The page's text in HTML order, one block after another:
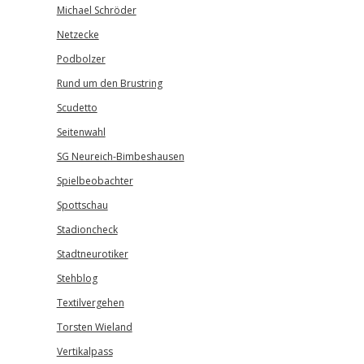
Michael Schröder
Netzecke
Podbolzer
Rund um den Brustring
Scudetto
Seitenwahl
SG Neureich-Bimbeshausen
Spielbeobachter
Spottschau
Stadioncheck
Stadtneurotiker
Stehblog
Textilvergehen
Torsten Wieland
Vertikalpass